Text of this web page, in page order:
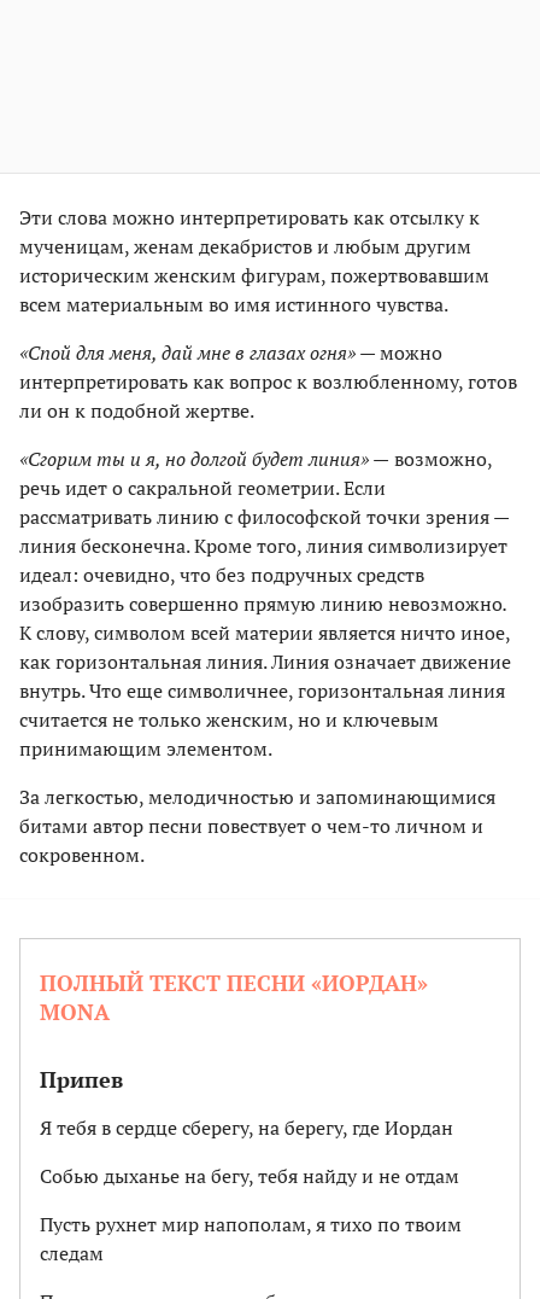
Эти слова можно интерпретировать как отсылку к
мученицам, женам декабристов и любым другим
историческим женским фигурам, пожертвовавшим
всем материальным во имя истинного чувства.
«Спой для меня, дай мне в глазах огня» —можно
интерпретировать как вопрос к возлюбленному, готов
ли он к подобной жертве.
«Сгорим ты и я, но долгой будет линия» — возможно,
речь идет о сакральной геометрии. Если
рассматривать линию с философской точки зрения —
линия бесконечна. Кроме того, линия символизирует
идеал: очевидно, что без подручных средств
изобразить совершенно прямую линию невозможно.
К слову, символом всей материи является ничто иное,
как горизонтальная линия. Линия означает движение
внутрь. Что еще символичнее, горизонтальная линия
считается не только женским, но и ключевым
принимающим элементом.
За легкостью, мелодичностью и запоминающимися
битами автор песни повествует о чем-то личном и
сокровенном.
ПОЛНЫЙ ТЕКСТ ПЕСНИ «ИОРДАН»
MONA
Припев
Я тебя в сердце сберегу, на берегу, где Иордан
Собью дыханье на бегу, тебя найду и не отдам
Пусть рухнет мир напополам, я тихо по твоим
следам